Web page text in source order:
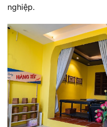
nghiệp.